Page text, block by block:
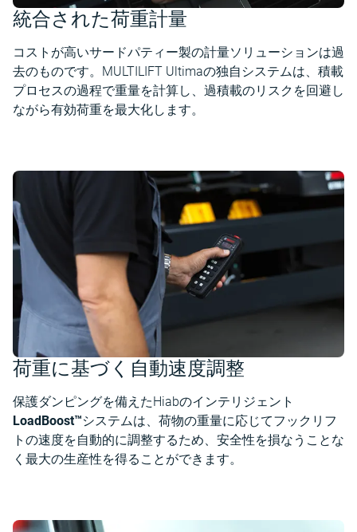
統合された荷重計量
コストが高いサードパティー製の計量ソリューションは過
去のものです。MULTILIFT Ultimaの独自システムは、積載
プロセスの過程で重量を計算し、過積載のリスクを回避し
ながら有効荷重を最大化します。
荷重に基づく自動速度調整
保護ダンピングを備えたHiabのインテリジェント
LoadBoost™システムは、荷物の重量に応じてフックリフ
トの速度を自動的に調整するため、安全性を損なうことな
く最大の生産性を得ることができます。